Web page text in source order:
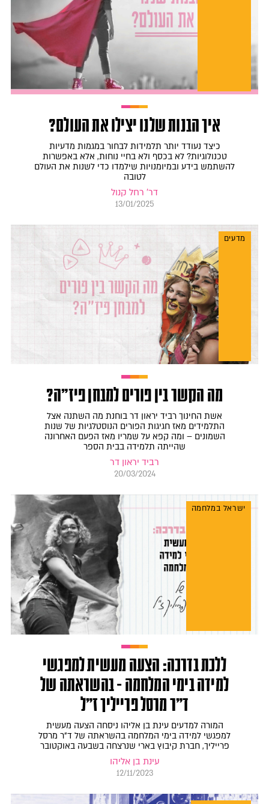
איך הבנות שלנו יצילו את העולם?
כיצד נעודד יותר תלמידות לבחור במגמות מדעיות
טכנולוגיות? לא בכסף ולא בחיי נוחות, אלא באפשרות
להשתמש בידע ובמיומנויות שילמדו כדי לשנות את העולם
לטובה
דר' רחל קנול
13/01/2025
מדעים
מה הקשר בין פורים למבחן פיז״ה?
אשת החינוך רביד יראון דר בוחנת מה השתנה אצל
התלמידים מאז חגיגות הפורים הנוסטלגיות של שנות
השמונים – ומה קפא על שמריו מאז הפעם האחרונה
שהייתה תלמידה בבית הספר
רביד יראון דר
20/03/2024
ישראל במלחמה
ללכת בדרכה: הצעה מעשית למפגשי
למידה בימי המלחמה - בהשראתה של
ד"ר מרסל פרייליך ז"ל
המורה למדעים עינת בן אליהו ניסחה הצעה מעשית
למפגשי למידה בימי המלחמה בהשראתה של ד"ר מרסל
פרייליך, חברת קיבוץ בארי שנרצחה בשבעה באוקטובר
עינת בן אליהו
12/11/2023